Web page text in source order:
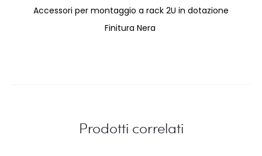
Accessori per montaggio a rack 2U in dotazione
Finitura Nera
Prodotti correlati